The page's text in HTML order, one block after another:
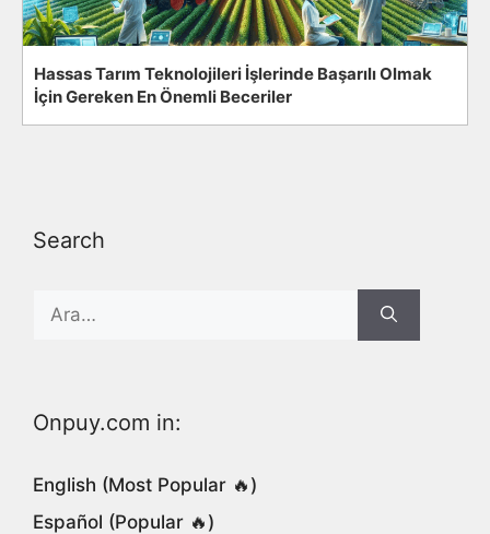
Hassas Tarım Teknolojileri İşlerinde Başarılı Olmak
İçin Gereken En Önemli Beceriler
Search
Search
Onpuy.com in:
English (Most Popular 🔥)
Español (Popular 🔥)